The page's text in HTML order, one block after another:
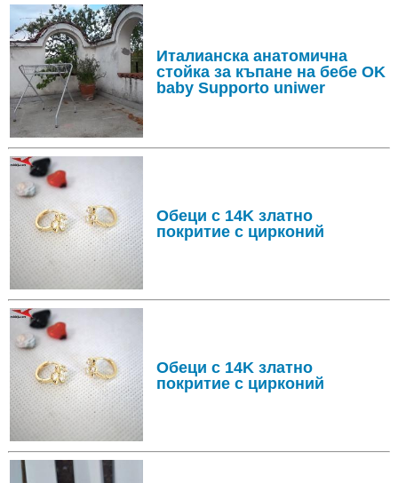
Италианска анатомична
стойка за къпане на бебе OK
baby Supporto uniwer
Обеци с 14K златно
покритие с цирконий
Обеци с 14K златно
покритие с цирконий